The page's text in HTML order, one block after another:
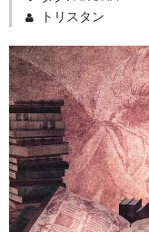
ギタリスト
北欧メタル
メロディアス・ロック
ヘヴィ・メタル
ジャーマン・メタル
アメリカン・メタル
トリスタン